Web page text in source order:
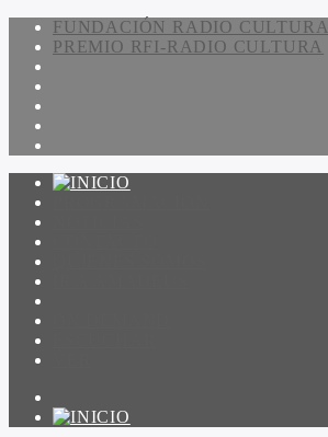
FUNDACIÓN RADIO CULTURA
PREMIO RFI-RADIO CULTURA